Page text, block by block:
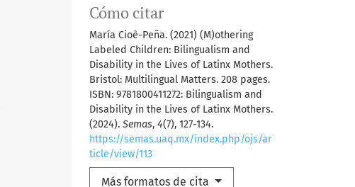
Cómo citar
María Cioè-Peña. (2021) (M)othering
Labeled Children: Bilingualism and
Disability in the Lives of Latinx Mothers.
Bristol: Multilingual Matters. 208 pages.
ISBN: 9781800411272: Bilingualism and
Disability in the Lives of Latinx Mothers.
(2024). Semas, 4(7), 127-134.
https://semas.uaq.mx/index.php/ojs/ar
ticle/view/113
Más formatos de cita